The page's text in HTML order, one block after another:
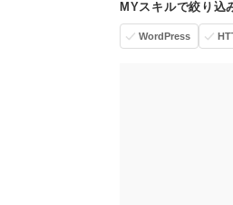
MYスキルで絞り込
WordPress